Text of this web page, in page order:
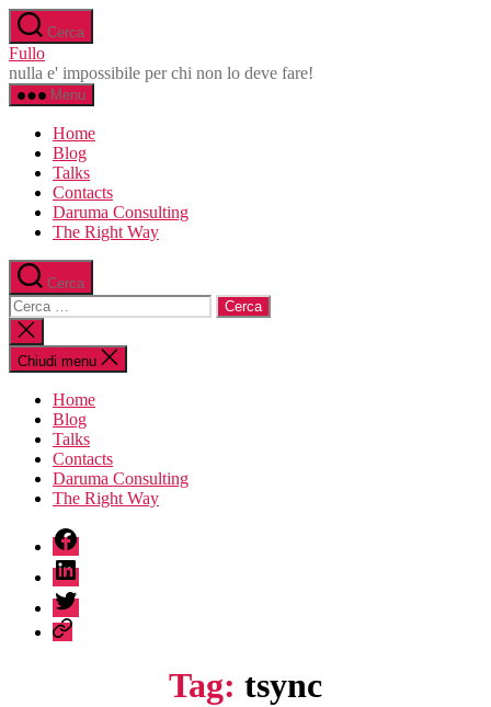
Salta
al
contenuto
Cerca
Fullo
nulla e' impossibile per chi non lo deve fare!
Menu
Home
Blog
Talks
Contacts
Daruma Consulting
The Right Way
Cerca
Cerca:
Chiudi
la
ricerca
Chiudi menu
Home
Blog
Talks
Contacts
Daruma Consulting
The Right Way
fb
linkedin
twitter
sessionize
Tag: tsync